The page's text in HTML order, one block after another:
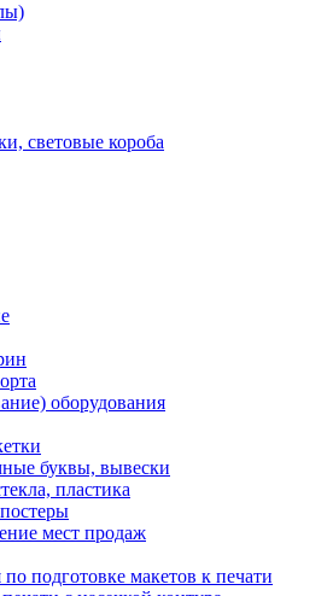
световые короба
оборудования
буквы, вывески
пластика
мест продаж
подготовке макетов к печати